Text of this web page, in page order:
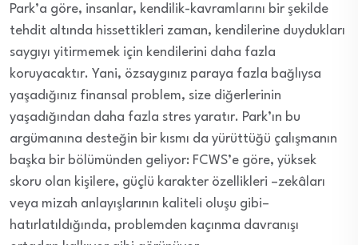
Park’a göre, insanlar, kendilik-kavramlarını bir şekilde
tehdit altında hissettikleri zaman, kendilerine duydukları
saygıyı yitirmemek için kendilerini daha fazla
koruyacaktır. Yani, özsaygınız paraya fazla bağlıysa
yaşadığınız finansal problem, size diğerlerinin
yaşadığından daha fazla stres yaratır. Park’ın bu
argümanına desteğin bir kısmı da yürüttüğü çalışmanın
başka bir bölümünden geliyor: FCWS’e göre, yüksek
skoru olan kişilere, güçlü karakter özellikleri –zekâları
veya mizah anlayışlarının kaliteli oluşu gibi–
hatırlatıldığında, problemden kaçınma davranışı